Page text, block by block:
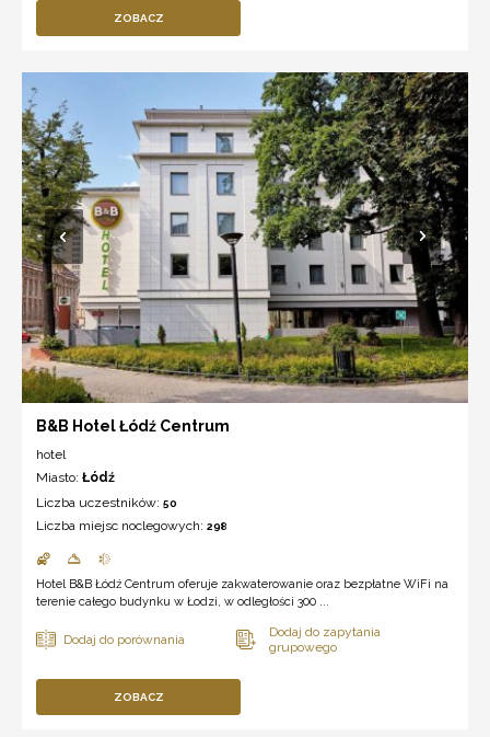
ZOBACZ
B&B Hotel Łódź Centrum
hotel
Miasto: Łódź
Liczba uczestników: 50
Liczba miejsc noclegowych: 298
Hotel B&B Łódź Centrum oferuje zakwaterowanie oraz bezpłatne WiFi na
terenie całego budynku w Łodzi, w odległości 300 ...
ZOBACZ